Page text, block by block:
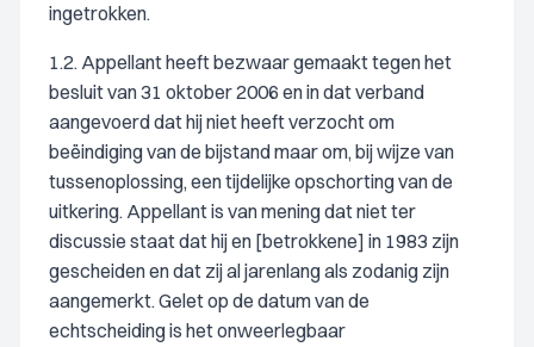
ingetrokken.
1.2. Appellant heeft bezwaar gemaakt tegen het
besluit van 31 oktober 2006 en in dat verband
aangevoerd dat hij niet heeft verzocht om
beëindiging van de bijstand maar om, bij wijze van
tussenoplossing, een tijdelijke opschorting van de
uitkering. Appellant is van mening dat niet ter
discussie staat dat hij en [betrokkene] in 1983 zijn
gescheiden en dat zij al jarenlang als zodanig zijn
aangemerkt. Gelet op de datum van de
echtscheiding is het onweerlegbaar